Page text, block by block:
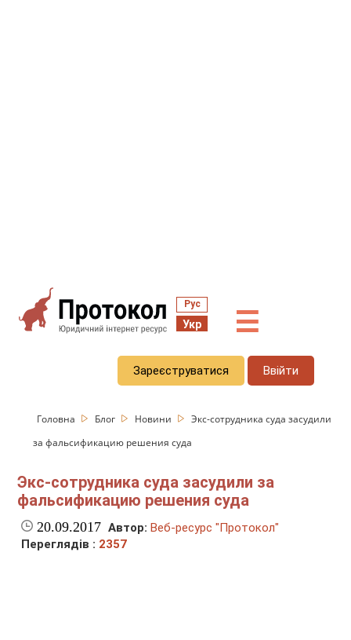
Рус
Укр ☰
Зареєструватися Ввійти
Головна Блог Новини
Экс-сотрудника суда засудили
за фальсификацию решения суда
Экс-сотрудника суда засудили за
фальсификацию решения суда
20.09.2017 Автор: Веб-ресурс "Протокол"
Переглядів : 2357